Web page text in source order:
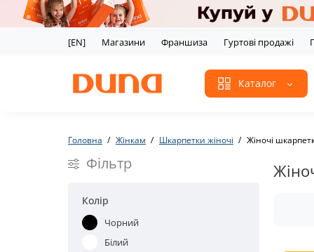
[EN] Магазини Франшиза Гуртові продажі
Каталог
Головна Жінкам Шкарпетки жіночі Жіночі
Фільтр
Колір
Чорний
Білий